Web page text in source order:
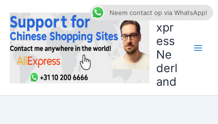
naar
inhoud
AliE
xpr
ess
Ne
derl
and
Neem contact op via WhatsApp!